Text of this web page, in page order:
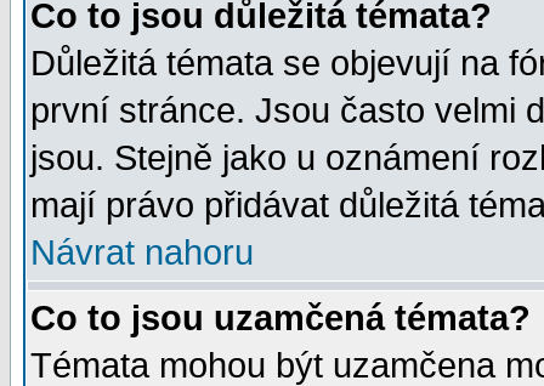
Co to jsou důležitá témata?
Důležitá témata se objevují na
první stránce. Jsou často velmi
jsou. Stejně jako u oznámení
mají právo přidávat důležitá
Návrat nahoru
Co to jsou uzamčená témata?
Témata mohou být uzamčena